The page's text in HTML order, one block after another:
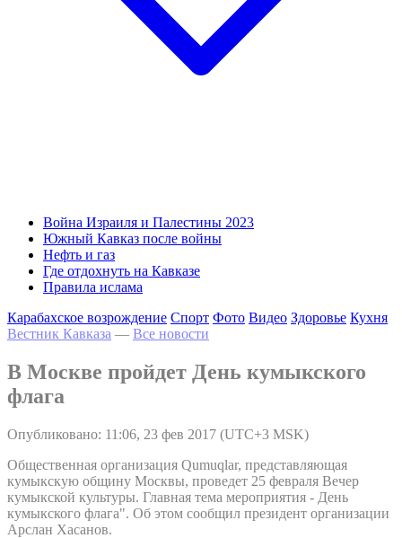
Война Израиля и Палестины 2023
Южный Кавказ после войны
Нефть и газ
Где отдохнуть на Кавказе
Правила ислама
Карабахское возрождение Спорт Фото Видео Здоровье Кухня
Вестник Кавказа — Все новости
В Москве пройдет День кумыкского
флага
Опубликовано: 11:06, 23 фев 2017 (UTC+3 MSK)
Общественная организация Qumuqlar, представляющая
кумыкскую общину Москвы, проведет 25 февраля Вечер
кумыкской культуры. Главная тема мероприятия - День
кумыкского флага". Об этом сообщил президент организации
Арслан Хасанов.